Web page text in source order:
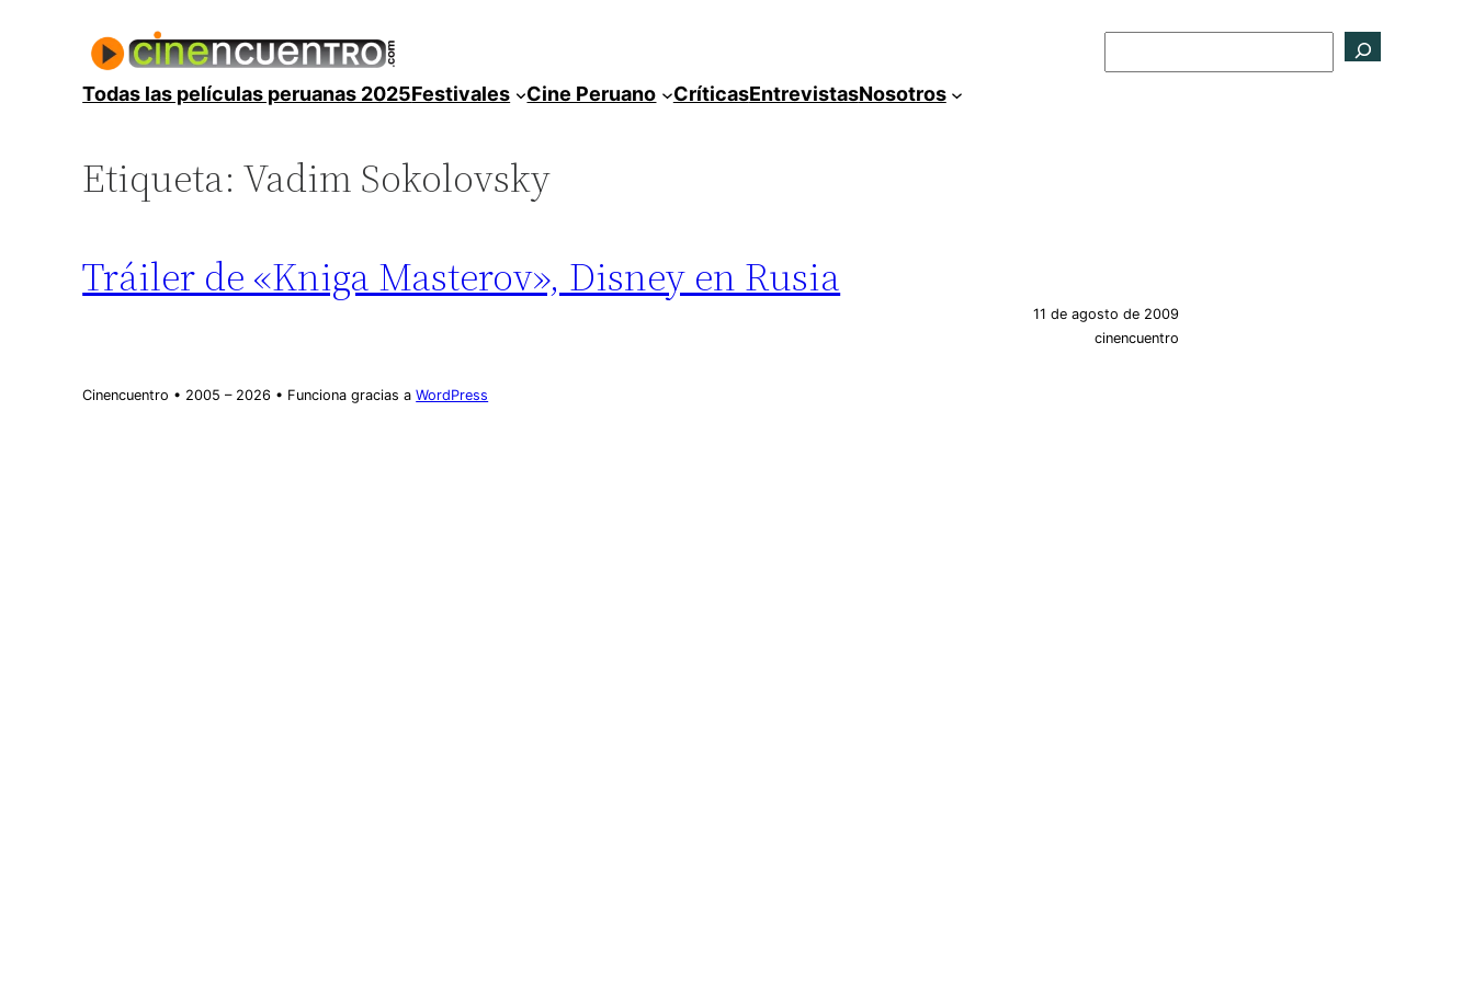
contenidoTodas las películas peruanas 2025Festivales Cine Peruano CríticasEntrevistasNosotros
Etiqueta:Vadim Sokolovsky
Tráiler de «Kniga Masterov», Disney en Rusia
11 de agosto de 2009
cinencuentro
Cinencuentro • 2005 – 2026 • Funciona gracias aWordPress